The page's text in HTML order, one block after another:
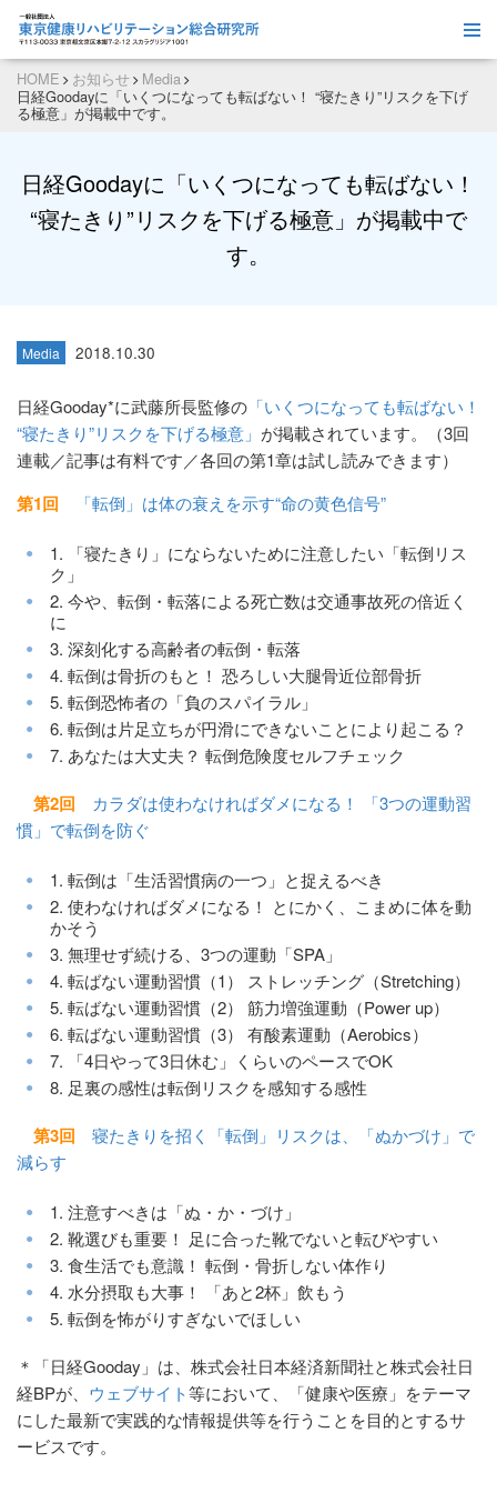
HOME お知らせ
Media
日経Goodayに「いくつになっても転ばない！ “寝たきり”リスクを下げ
る極意」が掲載中です。
日経Goodayに「いくつになっても転ばない！
“寝たきり”リスクを下げる極意」が掲載中で
す。
Media 2018.10.30
日経Gooday*に武藤所長監修の 「いくつになっても転ばない！
“寝たきり”リスクを下げる極意」 が掲載されています。（3回
連載／記事は有料です／各回の第1章は試し読みできます）
第1回 「転倒」は体の衰えを示す“命の黄色信号”
1. 「寝たきり」にならないために注意したい「転倒リス
ク」
2. 今や、転倒・転落による死亡数は交通事故死の倍近く
に
3. 深刻化する高齢者の転倒・転落
4. 転倒は骨折のもと！ 恐ろしい大腿骨近位部骨折
5. 転倒恐怖者の「負のスパイラル」
6. 転倒は片足立ちが円滑にできないことにより起こる？
7. あなたは大丈夫？ 転倒危険度セルフチェック
第2回 カラダは使わなければダメになる！ 「3つの運動習
慣」で転倒を防ぐ
1. 転倒は「生活習慣病の一つ」と捉えるべき
2. 使わなければダメになる！ とにかく、こまめに体を動
かそう
3. 無理せず続ける、3つの運動「SPA」
4. 転ばない運動習慣（1） ストレッチング（Stretching）
5. 転ばない運動習慣（2） 筋力増強運動（Power up）
6. 転ばない運動習慣（3） 有酸素運動（Aerobics）
7. 「4日やって3日休む」くらいのペースでOK
8. 足裏の感性は転倒リスクを感知する感性
第3回 寝たきりを招く「転倒」リスクは、「ぬかづけ」で
減らす
1. 注意すべきは「ぬ・か・づけ」
2. 靴選びも重要！ 足に合った靴でないと転びやすい
3. 食生活でも意識！ 転倒・骨折しない体作り
4. 水分摂取も大事！ 「あと2杯」飲もう
5. 転倒を怖がりすぎないでほしい
＊「日経Gooday」は、株式会社日本経済新聞社と株式会社日
経BPが、 ウェブサイト等において、「健康や医療」をテーマ
にした最新で実践的な情報提供等を行うことを目的とするサ
ービスです。